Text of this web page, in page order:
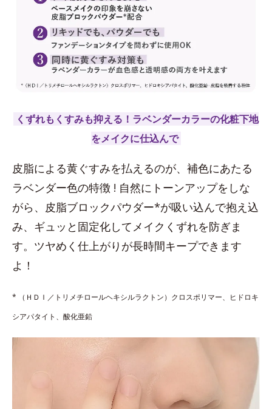
くずれもくすみも抑える！ラベンダーカラーの化粧下地
をメイクに仕込んで
皮脂による黄ぐすみを払えるのが、補色にあたる
ラベンダー色の特徴 ! 自然にトーンアップをしな
がら、皮脂ブロックパウダー*が吸い込んで抱え込
み、ギュッと固定化してメイクくずれを防ぎま
す。ツヤめく仕上がりが長時間キープできます
よ！
* （ＨＤＩ／トリメチロールヘキシルラクトン）クロスポリマー、ヒドロキ
シアパタイト、酸化亜鉛